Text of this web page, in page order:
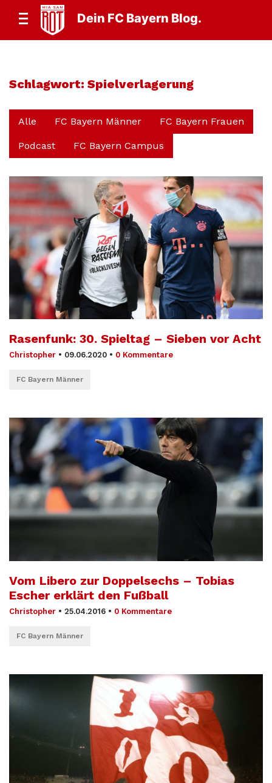
Dein FC Bayern Blog.
Schlagwort: Spielverlagerung
Alle FC Bayern Männer FC Bayern Frauen
Podcast FC Bayern Campus
Rasenfunk: 30. Spieltag – Sieben vor Acht
Christopher • 09.06.2020 • 0 Kommentare
FC Bayern Männer
Vom Libero zur Doppelsechs – Tobias
Escher erklärt den Fußball
Christopher • 25.04.2016 • 0 Kommentare
FC Bayern Männer